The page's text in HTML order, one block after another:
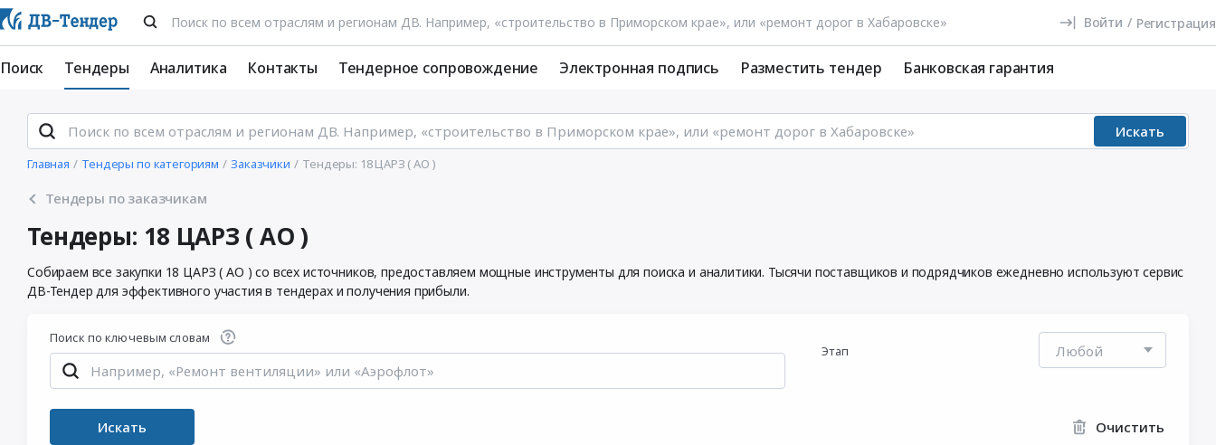
Войти / Регистрация
Поиск Тендеры Аналитика Контакты Тендерное сопровождение Электронная подпись Разместить тендер Банковская гарантия
Искать
Главная Тендеры по категориям Заказчики Тендеры: 18 ЦАРЗ ( АО )
Тендеры по заказчикам
Тендеры: 18 ЦАРЗ ( АО )
Собираем все закупки 18 ЦАРЗ ( АО ) со всех источников, предоставляем мощные инструменты для поиска и аналитики. Тысячи поставщиков и подрядчиков ежедневно используют сервис
ДВ-Тендер для эффективного участия в тендерах и получения прибыли.
Поиск по ключевым словам
Этап
Искать Очистить